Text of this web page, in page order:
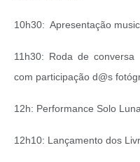
10h30: Apresentação
11h30: Roda de
com participação d@s
12h: Performance Solo
12h10: Lançamento dos